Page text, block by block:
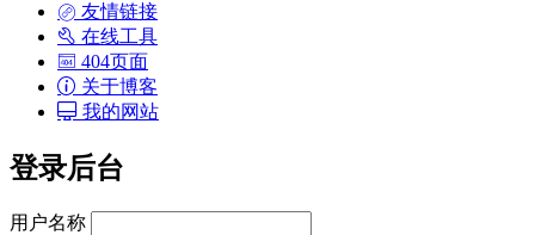
友情链接
在线工具
404页面
关于博客
我的网站
登录后台
用户名称